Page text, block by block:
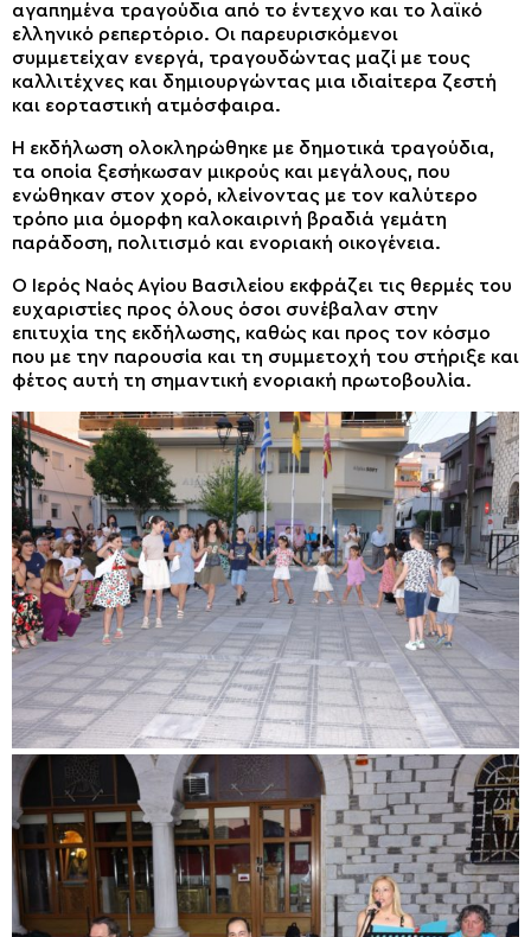
αγαπημένα τραγούδια από το έντεχνο και το λαϊκό
ελληνικό ρεπερτόριο. Οι παρευρισκόμενοι
συμμετείχαν ενεργά, τραγουδώντας μαζί με τους
καλλιτέχνες και δημιουργώντας μια ιδιαίτερα ζεστή
και εορταστική ατμόσφαιρα.
Η εκδήλωση ολοκληρώθηκε με δημοτικά τραγούδια,
τα οποία ξεσήκωσαν μικρούς και μεγάλους, που
ενώθηκαν στον χορό, κλείνοντας με τον καλύτερο
τρόπο μια όμορφη καλοκαιρινή βραδιά γεμάτη
παράδοση, πολιτισμό και ενοριακή οικογένεια.
Ο Ιερός Ναός Αγίου Βασιλείου εκφράζει τις θερμές του
ευχαριστίες προς όλους όσοι συνέβαλαν στην
επιτυχία της εκδήλωσης, καθώς και προς τον κόσμο
που με την παρουσία και τη συμμετοχή του στήριξε και
φέτος αυτή τη σημαντική ενοριακή πρωτοβουλία.